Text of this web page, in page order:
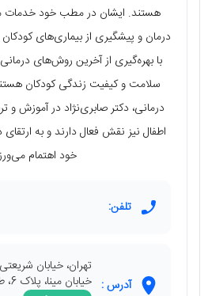
هستند. ایشان در مطب خود خدمات
درمان و پیشگیری از بیماری‌های کودکان
با بهره‌گیری از آخرین روش‌های
سلامت و کیفیت زندگی کودکان
درمانی، دکتر صابری‌نژاد در آموزش
اطفال نیز نقش فعال دارند و به
خود اهتمام
تلفن:
آدرس :
تهران، خیابان
خیابان مینا، پلاک 6، طبقه دوم